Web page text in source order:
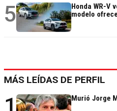
5
Honda WR-V
modelo
MÁS LEÍDAS DE PERFIL
Murió Jorge